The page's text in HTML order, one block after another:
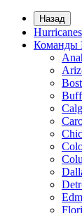
Назад
Команды